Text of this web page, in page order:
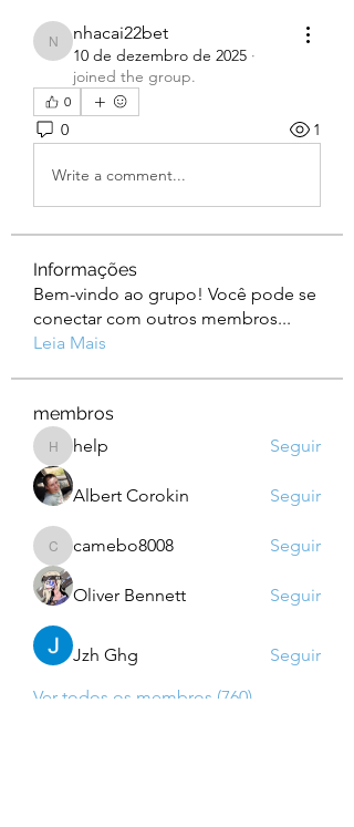
nhacai22bet
nhacai22bet
10 de dezembro de 2025 ·
joined the group.
0
0 1
Write a comment...
Informações
Bem-vindo ao grupo! Você pode se
conectar com outros membros...
Leia Mais
membros
helphelp Seguir
Albert Corokin Seguir
camebo8008
camebo8008 Seguir
Oliver Bennett Seguir
Jzh Ghg
Seguir
Ver todos os membros (760)